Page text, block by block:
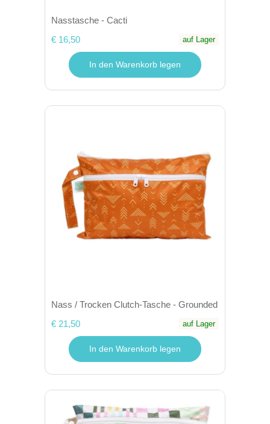
Nasstasche - Cacti
€ 16,50
auf Lager
In den Warenkorb legen
Nass / Trocken Clutch-Tasche - Grounded
€ 21,50
auf Lager
In den Warenkorb legen